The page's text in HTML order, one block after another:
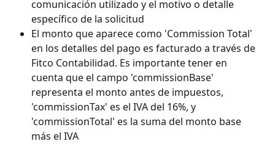
comunicación utilizado y el motivo o detalle
específico de la solicitud
El monto que aparece como 'Commission Total'
en los detalles del pago es facturado a través de
Fitco Contabilidad. Es importante tener en
cuenta que el campo 'commissionBase'
representa el monto antes de impuestos,
'commissionTax' es el IVA del 16%, y
'commissionTotal' es la suma del monto base
más el IVA